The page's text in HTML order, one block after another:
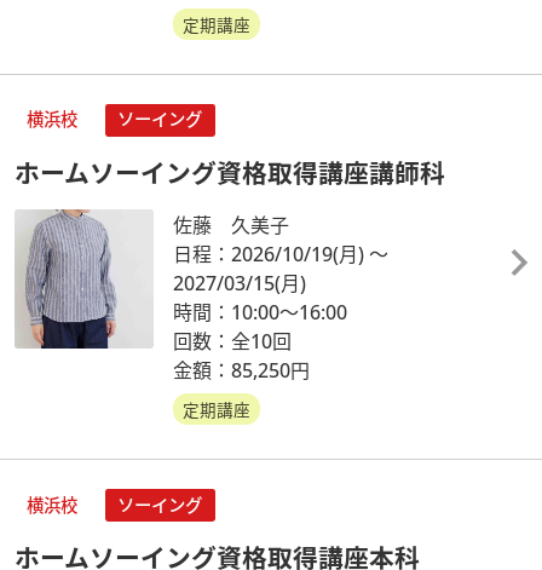
定期講座
横浜校 ソーイング
ホームソーイング資格取得講座講師科
佐藤 久美子
日程：2026/10/19(月)～
2027/03/15(月)
時間：10:00～16:00
回数：全10回
金額：85,250円
定期講座
横浜校 ソーイング
ホームソーイング資格取得講座本科